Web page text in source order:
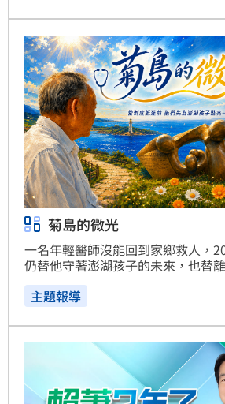
菊島的微光
一名年輕醫師沒能回到家鄉救人，
仍替他守著澎湖孩子的未來，也替
主題報導